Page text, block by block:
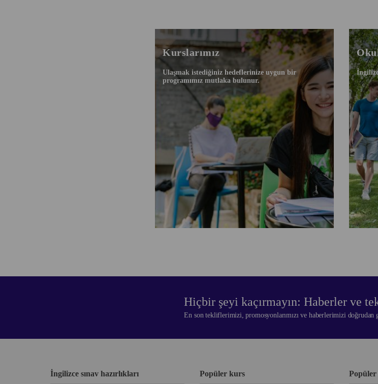
Kurslarımız
Ulaşmak istediğiniz hedeflerinize uygun bir
programımız mutlaka bulunur.
Hiçbir şeyi kaçırmayın: Haberler ve
En son tekliflerimizi, promosyonlarımızı ve haberlerimizi doğrudan
İngilizce sınav hazırlıkları Popüler kurs